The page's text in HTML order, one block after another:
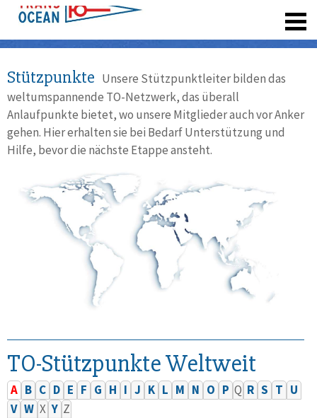
Stützpunkte Unsere Stützpunktleiter bilden das
weltumspannende TO-Netzwerk, das überall
Anlaufpunkte bietet, wo unsere Mitglieder auch vor Anker
gehen. Hier erhalten sie bei Bedarf Unterstützung und
Hilfe, bevor die nächste Etappe ansteht.
TO-Stützpunkte Weltweit
A B C D E F G H I J K L M N O P Q R S T U
V W X Y Z